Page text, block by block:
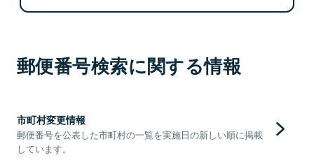
郵便番号検索に関する情報
市町村変更情報
郵便番号を公表した市町村の一覧を実施日の新しい順に掲載
しています。